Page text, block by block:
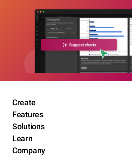
Create
Features
Solutions
Learn
Company